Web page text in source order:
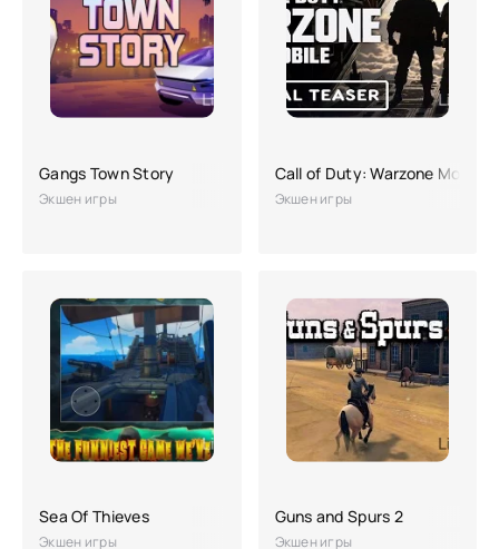
Gangs Town Story
Экшен игры
Call of Duty: Warzone Mobile
Экшен игры
Sea Of Thieves
Экшен игры
Guns and Spurs 2
Экшен игры